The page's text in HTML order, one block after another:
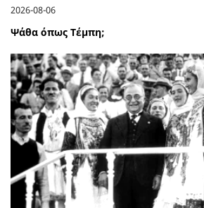
2026-08-06
Ψάθα όπως Τέμπη;